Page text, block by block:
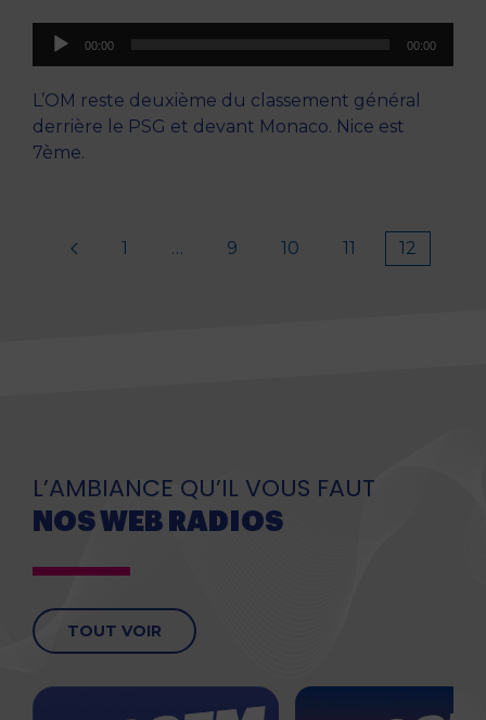
Lecteur
00:00 00:00
L’OM reste deuxième du classement général
derrière le PSG et devant Monaco. Nice est
7ème.
1 … 9 10 11 12
L’AMBIANCE QU’IL VOUS FAUT
NOS WEB RADIOS
TOUT VOIR